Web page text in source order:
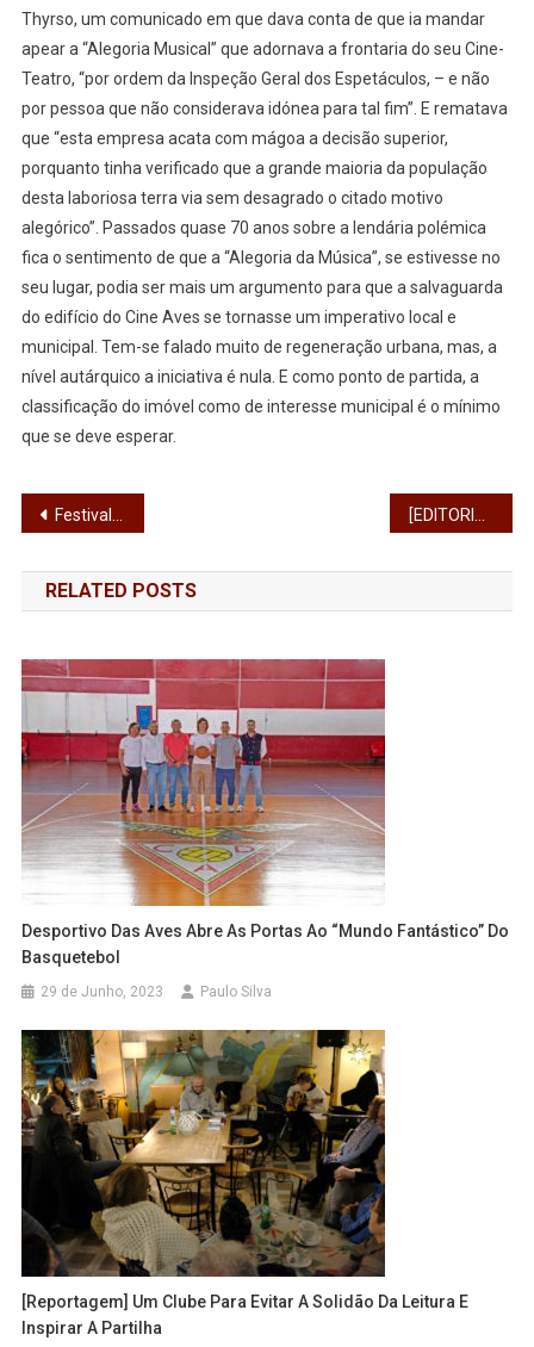
Thyrso, um comunicado em que dava conta de que ia mandar
apear a “Alegoria Musical” que adornava a frontaria do seu Cine-
Teatro, “por ordem da Inspeção Geral dos Espetáculos, – e não
por pessoa que não considerava idónea para tal fim”. E rematava
que “esta empresa acata com mágoa a decisão superior,
porquanto tinha verificado que a grande maioria da população
desta laboriosa terra via sem desagrado o citado motivo
alegórico”. Passados quase 70 anos sobre a lendária polémica
fica o sentimento de que a “Alegoria da Música”, se estivesse no
seu lugar, podia ser mais um argumento para que a salvaguarda
do edifício do Cine Aves se tornasse um imperativo local e
municipal. Tem-se falado muito de regeneração urbana, mas, a
nível autárquico a iniciativa é nula. E como ponto de partida, a
classificação do imóvel como de interesse municipal é o mínimo
que se deve esperar.
Navegação
de
artigos
Festival solidário traz Pedro Chagas Freitas e Sónia Araújo à Fábrica de Santo Thyrso
RELATED POSTS
Desportivo Das Aves Abre As Portas Ao “mundo Fantástico” Do
Basquetebol
29 de Junho, 2023 Paulo Silva
[Reportagem] Um Clube Para Evitar A Solidão Da Leitura E
Inspirar A Partilha